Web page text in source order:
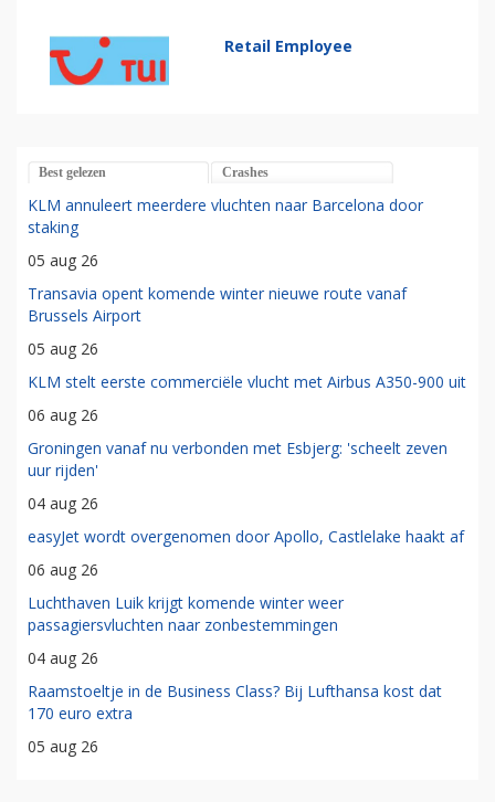
Retail Employee
Best gelezen Crashes
KLM annuleert meerdere vluchten naar Barcelona door
staking
05 aug 26
Transavia opent komende winter nieuwe route vanaf
Brussels Airport
05 aug 26
KLM stelt eerste commerciële vlucht met Airbus A350-900 uit
06 aug 26
Groningen vanaf nu verbonden met Esbjerg: 'scheelt zeven
uur rijden'
04 aug 26
easyJet wordt overgenomen door Apollo, Castlelake haakt af
06 aug 26
Luchthaven Luik krijgt komende winter weer
passagiersvluchten naar zonbestemmingen
04 aug 26
Raamstoeltje in de Business Class? Bij Lufthansa kost dat
170 euro extra
05 aug 26